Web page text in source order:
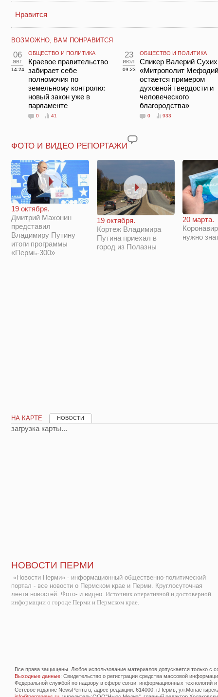
Нравится
ВОЗМОЖНО, ВАМ ПОНРАВИТСЯ
06
авг
14:24
ОБЩЕСТВО И ПОЛИТИКА
Краевое правительство
забирает себе
полномочия по
земельному контролю:
новый закон уже в
парламенте
0 41
23
июл
09:23
ОБЩЕСТВО И ПОЛИТИКА
Спикер Валерий
«Митрополит Мефодий
остается примером
духовной твердости и
человеческого
благородства»
0 933
ФОТО И ВИДЕО РЕПОРТАЖИ
19 октября.
Дмитрий Махонин
представил
Владимиру Путину
итоги программы
«Пермь-300»
19 октября.
Кортеж Владимира
Путина приехал в
город из Полазны
20 марта.
нужно
НА КАРТЕ НОВОСТИ
загрузка карты...
НОВОСТИ ПЕРМИ
«Новости Перми» - информационный общественно-политический
портал - все новости о Пермском крае и Перми. Круглосуточная
лента новостей. Фото- и видео. Источник оперативной и достоверной
информации о городе Перми и Пермском крае.
Все права защищены. Любое использование материалов допускается только с
Выходные данные: Свидетельство о регистрации средства массовой
Федеральной службой по надзору в сфере связи, информационных технологий
Сетевое издание NewsPerm.ru, адрес редакции: 614000, г.Пермь,